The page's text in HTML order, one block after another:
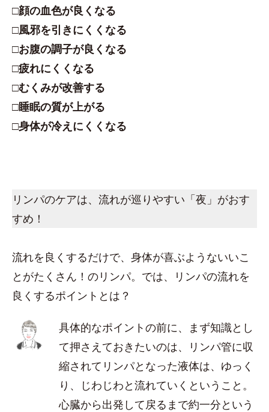
□顔の血色が良くなる
□風邪を引きにくくなる
□お腹の調子が良くなる
□疲れにくくなる
□むくみが改善する
□睡眠の質が上がる
□身体が冷えにくくなる
リンパのケアは、流れが巡りやすい「夜」がおす
すめ！
流れを良くするだけで、身体が喜ぶようないいこ
とがたくさん！のリンパ。では、リンパの流れを
良くするポイントとは？
具体的なポイントの前に、まず知識とし
て押さえておきたいのは、リンパ管に収
縮されてリンパとなった液体は、ゆっく
り、じわじわと流れていくということ。
心臓から出発して戻るまで約一分という